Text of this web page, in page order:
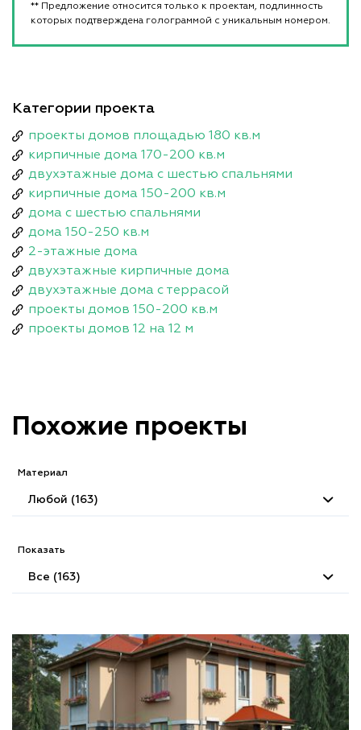
** Предложение относится только к проектам, подлинность
которых подтверждена голограммой с уникальным номером.
Категории проекта
проекты домов площадью 180 кв.м
кирпичные дома 170-200 кв.м
двухэтажные дома с шестью спальнями
кирпичные дома 150-200 кв.м
дома с шестью спальнями
дома 150-250 кв.м
2-этажные дома
двухэтажные кирпичные дома
двухэтажные дома с террасой
проекты домов 150-200 кв.м
проекты домов 12 на 12 м
Похожие проекты
Материал
Любой (163)
Показать
Все (163)